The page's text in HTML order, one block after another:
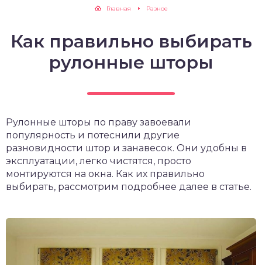
Главная Разное
Как правильно выбирать
рулонные шторы
Рулонные шторы по праву завоевали
популярность и потеснили другие
разновидности штор и занавесок. Они удобны в
эксплуатации, легко чистятся, просто
монтируются на окна. Как их правильно
выбирать, рассмотрим подробнее далее в статье.